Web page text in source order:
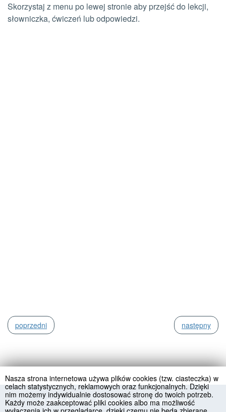
Skorzystaj z menu po lewej stronie aby przejść do lekcji,
słowniczka, ćwiczeń lub odpowiedzi.
poprzedni następny
© 2019 Angprofi. Wszelkie prawa zastrzeżone
Nasza strona internetowa używa plików cookies (tzw. ciasteczka) w
celach statystycznych, reklamowych oraz funkcjonalnych. Dzięki
nim możemy indywidualnie dostosować stronę do twoich potrzeb.
Każdy może zaakceptować pliki cookies albo ma możliwość